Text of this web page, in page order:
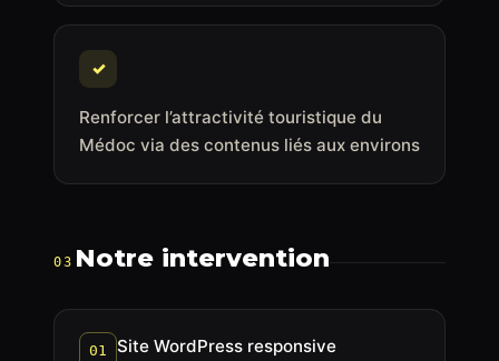
✓
Renforcer l’attractivité touristique du
Médoc via des contenus liés aux environs
03 Notre intervention
01
Site WordPress responsive